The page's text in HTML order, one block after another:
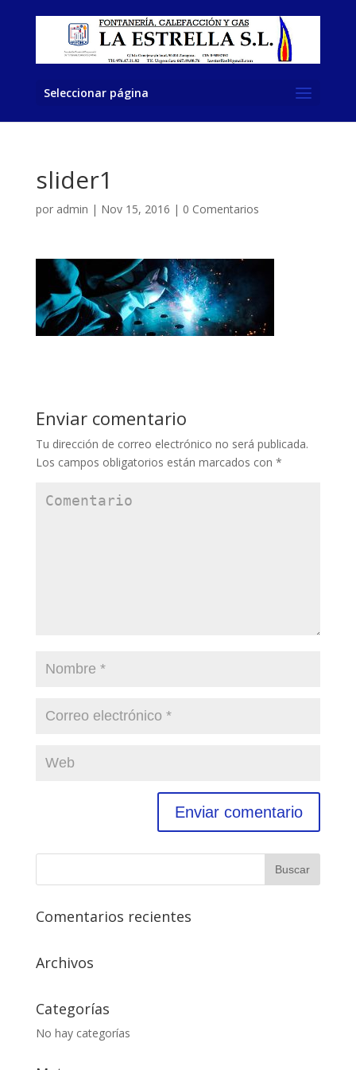
Seleccionar página
slider1
por admin | Nov 15, 2016 | 0 Comentarios
Enviar comentario
Tu dirección de correo electrónico no será publicada.
Los campos obligatorios están marcados con *
Comentarios recientes
Archivos
Categorías
No hay categorías